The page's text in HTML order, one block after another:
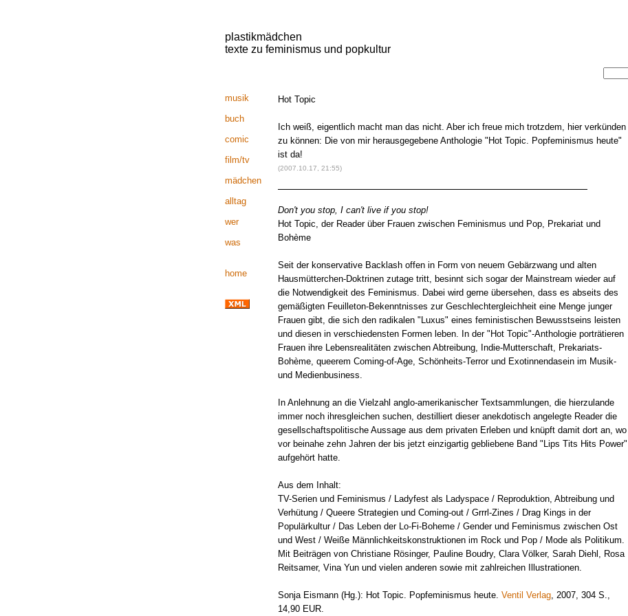
plastikmädchen
texte zu feminismus und popkultur
musik
buch
comic
film/tv
mädchen
alltag
wer
was
home
Hot Topic
Ich weiß, eigentlich macht man das nicht. Aber ich freue mich trotzdem, hier verkünden
zu können: Die von mir herausgegebene Anthologie "Hot Topic. Popfeminismus heute"
ist da!
(2007.10.17, 21:55)
Don't you stop, I can't live if you stop!
Hot Topic, der Reader über Frauen zwischen Feminismus und Pop, Prekariat und
Bohème
Seit der konservative Backlash offen in Form von neuem Gebärzwang und alten
Hausmütterchen-Doktrinen zutage tritt, besinnt sich sogar der Mainstream wieder auf
die Notwendigkeit des Feminismus. Dabei wird gerne übersehen, dass es abseits des
gemäßigten Feuilleton-Bekenntnisses zur Geschlechtergleichheit eine Menge junger
Frauen gibt, die sich den radikalen "Luxus" eines feministischen Bewusstseins leisten
und diesen in verschiedensten Formen leben. In der "Hot Topic"-Anthologie porträtieren
Frauen ihre Lebensrealitäten zwischen Abtreibung, Indie-Mutterschaft, Prekariats-
Bohème, queerem Coming-of-Age, Schönheits-Terror und Exotinnendasein im Musik-
und Medienbusiness.
In Anlehnung an die Vielzahl anglo-amerikanischer Textsammlungen, die hierzulande
immer noch ihresgleichen suchen, destilliert dieser anekdotisch angelegte Reader die
gesellschaftspolitische Aussage aus dem privaten Erleben und knüpft damit dort an, wo
vor beinahe zehn Jahren der bis jetzt einzigartig gebliebene Band "Lips Tits Hits Power"
aufgehört hatte.
Aus dem Inhalt:
TV-Serien und Feminismus / Ladyfest als Ladyspace / Reproduktion, Abtreibung und
Verhütung / Queere Strategien und Coming-out / Grrrl-Zines / Drag Kings in der
Populärkultur / Das Leben der Lo-Fi-Boheme / Gender und Feminismus zwischen Ost
und West / Weiße Männlichkeitskonstruktionen im Rock und Pop / Mode als Politikum.
Mit Beiträgen von Christiane Rösinger, Pauline Boudry, Clara Völker, Sarah Diehl, Rosa
Reitsamer, Vina Yun und vielen anderen sowie mit zahlreichen Illustrationen.
Sonja Eismann (Hg.): Hot Topic. Popfeminismus heute. Ventil Verlag, 2007, 304 S.,
14,90 EUR.